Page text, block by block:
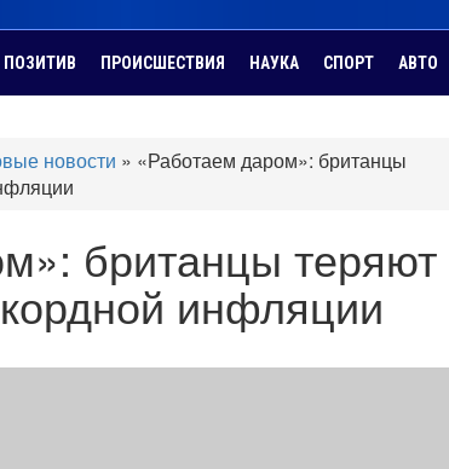
ПОЗИТИВ ПРОИСШЕСТВИЯ НАУКА СПОРТ АВТО
новости » «Работаем даром»: британцы
британцы теряют
инфляции